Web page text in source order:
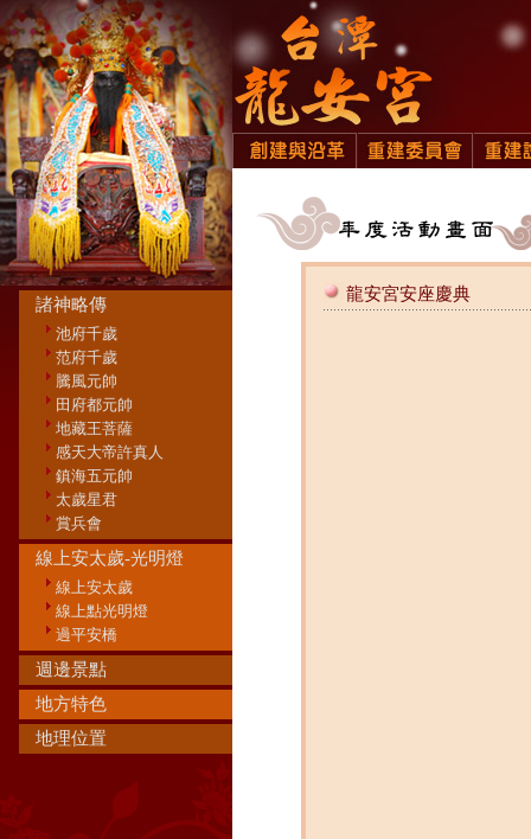
諸神略傳
池府千歲
范府千歲
騰風元帥
田府都元帥
地藏王菩薩
感天大帝許真人
鎮海五元帥
太歲星君
賞兵會
線上安太歲-光明燈
線上安太歲
線上點光明燈
過平安橋
週邊景點
地方特色
地理位置
龍安宮安座慶典